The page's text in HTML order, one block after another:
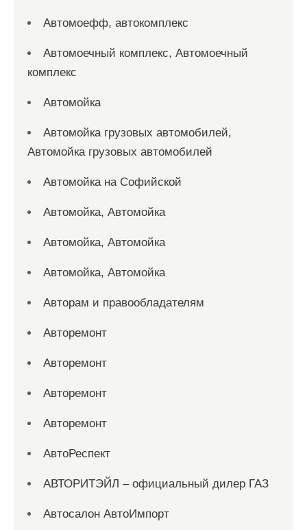
Автомоефф, автокомплекс
Автомоечный комплекс, Автомоечный
комплекс
Автомойка
Автомойка грузовых автомобилей,
Автомойка грузовых автомобилей
Автомойка на Софийской
Автомойка, Автомойка
Автомойка, Автомойка
Автомойка, Автомойка
Авторам и правообладателям
Авторемонт
Авторемонт
Авторемонт
Авторемонт
АвтоРеспект
АВТОРИТЭЙЛ – официальный дилер ГАЗ
Автосалон АвтоИмпорт